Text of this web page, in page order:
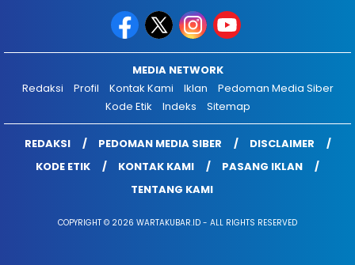
MEDIA NETWORK
Redaksi
Profil Kontak Kami Iklan
Pedoman Media Siber
Kode Etik
Indeks Sitemap
REDAKSI PEDOMAN MEDIA SIBER
DISCLAIMER
KODE ETIK
KONTAK KAMI
PASANG IKLAN
TENTANG KAMI
COPYRIGHT © 2026 WARTAKUBAR.ID - ALL RIGHTS RESERVED